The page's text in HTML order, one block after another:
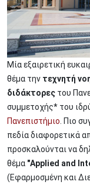
Μία εξαιρετική
θέμα την τεχνητή
διδάκτορες του
συμμετοχής* του
Πανεπιστήμιο . Πιο
πεδία διαφορετικά
προσκαλούνται να
θέμα "Applied and
(Εφαρμοσμένη και